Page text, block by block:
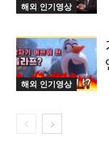
해외 인기영상
해외 인기영상